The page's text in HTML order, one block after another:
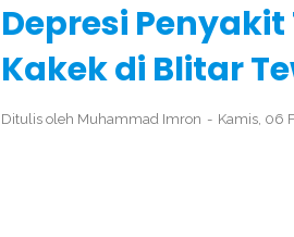
Depresi
Kakek di Blitar
Ditulis oleh Muhammad Imron Kamis, 06